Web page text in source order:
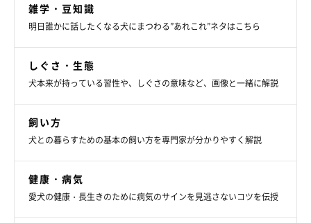
雑学・豆知識
明日誰かに話したくなる犬にまつわる”あれこれ”ネタはこちら
しぐさ・生態
犬本来が持っている習性や、しぐさの意味など、画像と一緒に解説
飼い方
犬との暮らすための基本の飼い方を専門家が分かりやすく解説
健康・病気
愛犬の健康・長生きのために病気のサインを見逃さないコツを伝授